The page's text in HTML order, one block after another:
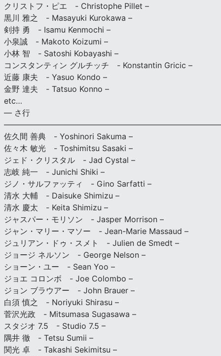
クリストフ・ピエ - Christophe Pillet –
黒川 雅之 - Masayuki Kurokawa –
剣持 勇 - Isamu Kenmochi –
小泉誠 - Makoto Koizumi –
小林 智 - Satoshi Kobayashi –
コンスタンティン グルチッチ - Konstantin Gricic –
近藤 康夫 - Yasuo Kondo –
金野 達夫 - Tatsuo Konno –
etc…
— さ行
佐久間 善典 - Yoshinori Sakuma –
佐々木 敏光 - Toshimitsu Sasaki –
ジェド・クリスタル - Jad Cystal –
志岐 純一 - Junichi Shiki –
ジノ・サルファッティ - Gino Sarfatti –
清水 大輔 - Daisuke Shimizu –
清水 慶太 - Keita Shimizu –
ジャスパー・モリソン - Jasper Morrison –
ジャン・マリー・マソー - Jean-Marie Massaud –
ジュリアン・ドゥ・スメト - Julien de Smedt –
ジョージ ネルソン - George Nelson –
ショーン・ユー - Sean Yoo –
ジョエ コロンボ - Joe Colombo –
ジョン ブラウアー - John Brauer –
白須 慎之 - Noriyuki Shirasu –
菅沢光政 - Mitsumasa Sugasawa –
スタジオ 7.5 - Studio 7.5 –
隅井 徹 - Tetsu Sumii –
関光 卓 - Takashi Sekimitsu –